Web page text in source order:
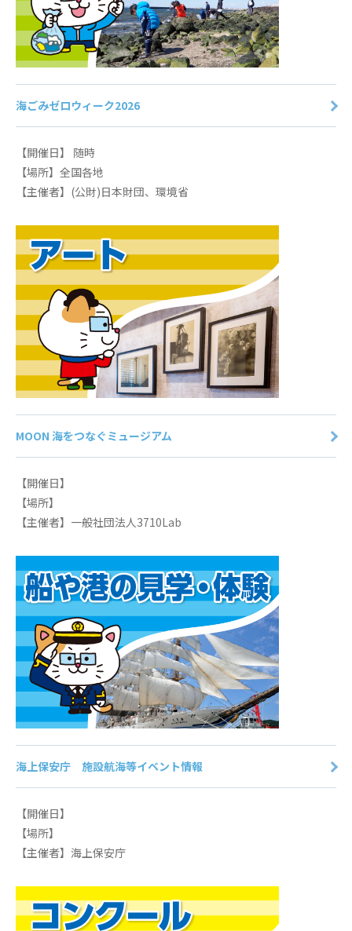
海ごみゼロウィーク2026
【開催日】 随時
【場所】全国各地
【主催者】(公財)日本財団、環境省
MOON 海をつなぐミュージアム
【開催日】
【場所】
【主催者】一般社団法人3710Lab
海上保安庁 施設航海等イベント情報
【開催日】
【場所】
【主催者】海上保安庁